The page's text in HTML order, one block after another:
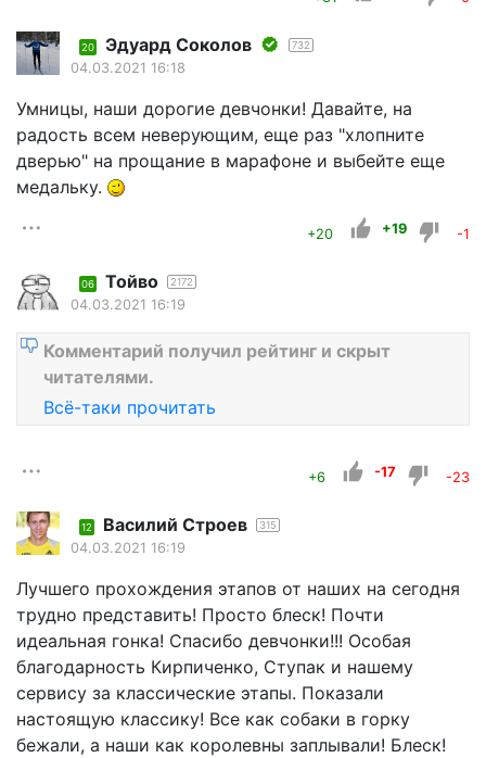
20 Эдуард Соколов 732
04.03.2021 16:18
Умницы, наши дорогие девчонки! Давайте, на
радость всем неверующим, еще раз "хлопните
дверью" на прощание в марафоне и выбейте еще
медальку.
+20 +19 -1
06 Тойво 2172
04.03.2021 16:19
Комментарий получил рейтинг и скрыт
читателями.
Всё-таки прочитать
+6 -17 -23
12 Василий Строев 315
04.03.2021 16:19
Лучшего прохождения этапов от наших на сегодня
трудно представить! Просто блеск! Почти
идеальная гонка! Спасибо девчонки!!! Особая
благодарность Кирпиченко, Ступак и нашему
сервису за классические этапы. Показали
настоящую классику! Все как собаки в горку
бежали, а наши как королевны заплывали! Блеск!